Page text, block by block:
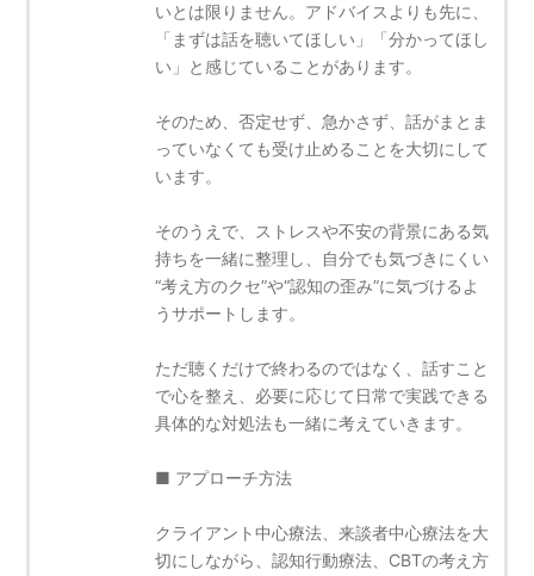
いとは限りません。アドバイスよりも先に、
「まずは話を聴いてほしい」「分かってほし
い」と感じていることがあります。
そのため、否定せず、急かさず、話がまとま
っていなくても受け止めることを大切にして
います。
そのうえで、ストレスや不安の背景にある気
持ちを一緒に整理し、自分でも気づきにくい
“考え方のクセ”や“認知の歪み”に気づけるよ
うサポートします。
ただ聴くだけで終わるのではなく、話すこと
で心を整え、必要に応じて日常で実践できる
具体的な対処法も一緒に考えていきます。
■ アプローチ方法
クライアント中心療法、来談者中心療法を大
切にしながら、認知行動療法、CBTの考え方